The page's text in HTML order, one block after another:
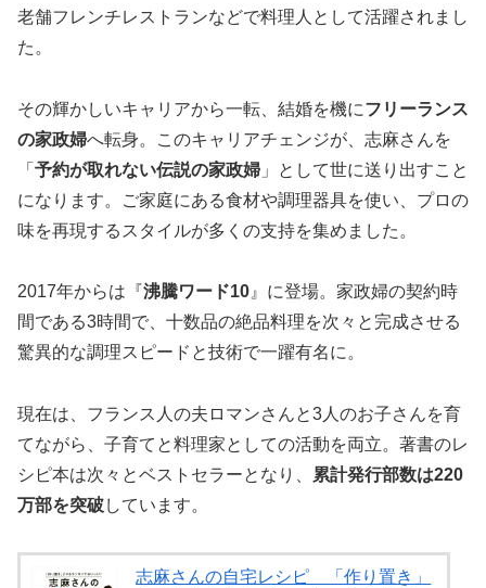
老舗フレンチレストランなどで料理人として活躍されまし
た。
その輝かしいキャリアから一転、結婚を機にフリーランス
の家政婦へ転身。このキャリアチェンジが、志麻さんを
「 予約が取れない伝説の家政婦 」として世に送り出すこと
になります。ご家庭にある食材や調理器具を使い、プロの
味を再現するスタイルが多くの支持を集めました。
2017年からは『 沸騰ワード10』に登場。家政婦の契約時
間である3時間で、十数品の絶品料理を次々と完成させる
驚異的な調理スピードと技術で一躍有名に。
現在は、フランス人の夫ロマンさんと3人のお子さんを育
てながら、子育てと料理家としての活動を両立。著書のレ
シピ本は次々とベストセラーとなり、
累計発行部数は220
万部を突破しています。
志麻さんの自宅レシピ 「作り置き」